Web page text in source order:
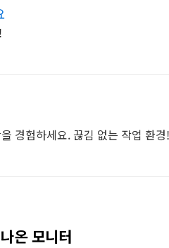
경험하세요. 끊김 없는 작업 환
온 모니터